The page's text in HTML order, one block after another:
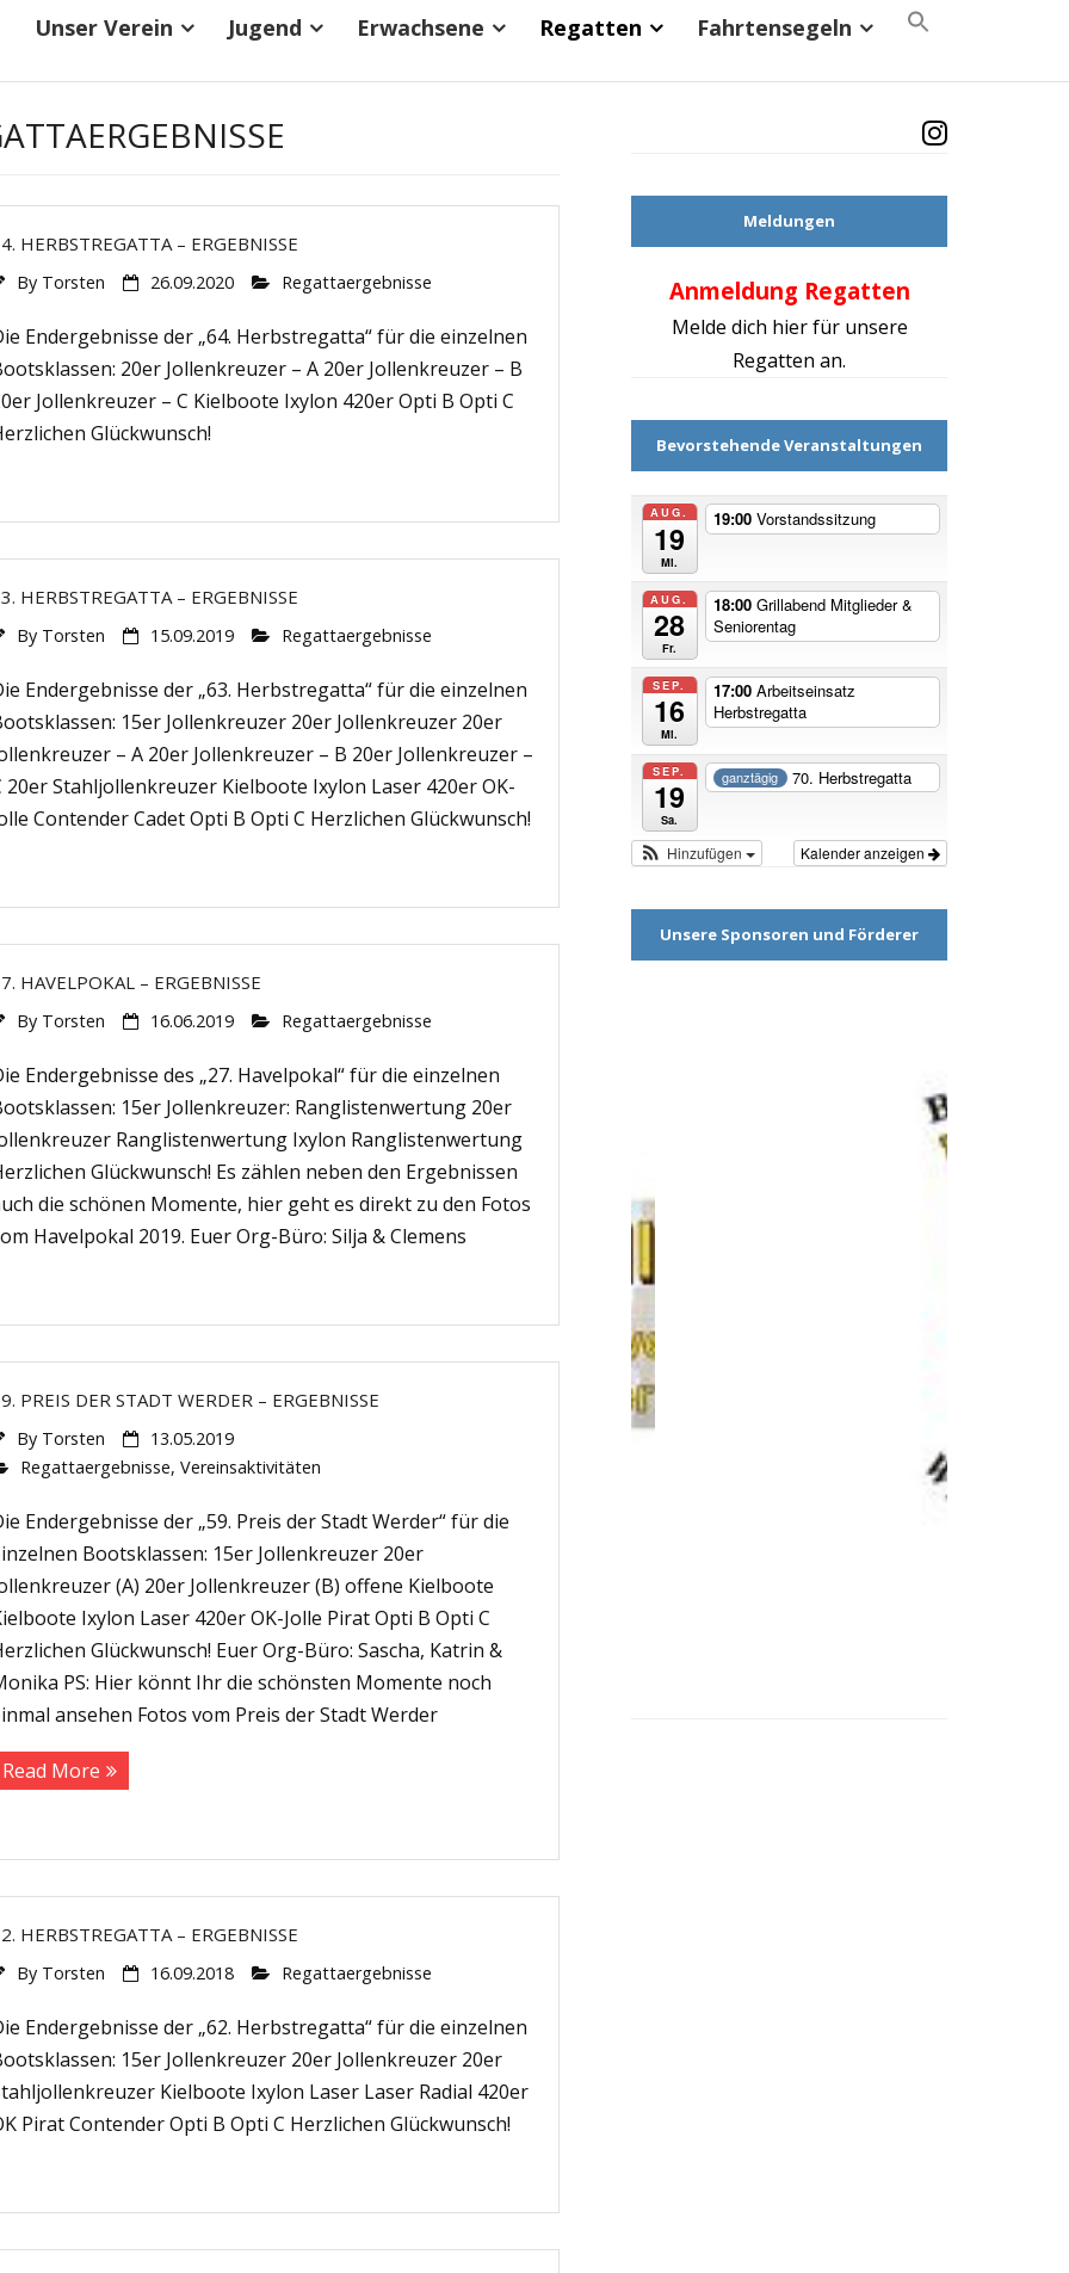
Unser Verein Jugend Erwachsene Regatten Fahrtensegeln
HERBSTREGATTA – ERGEBNISSE
By Torsten 26.09.2020 Regattaergebnisse
Endergebnisse der „64. Herbstregatta“ für die einzelnen
20er Jollenkreuzer – A 20er Jollenkreuzer – B
Jollenkreuzer – C Kielboote Ixylon 420er Opti B Opti C
Glückwunsch!
HERBSTREGATTA – ERGEBNISSE
By Torsten 15.09.2019 Regattaergebnisse
Endergebnisse der „63. Herbstregatta“ für die einzelnen
15er Jollenkreuzer 20er Jollenkreuzer 20er
– A 20er Jollenkreuzer – B 20er Jollenkreuzer –
20er Stahljollenkreuzer Kielboote Ixylon Laser 420er OK-
Contender Cadet Opti B Opti C Herzlichen Glückwunsch!
HAVELPOKAL – ERGEBNISSE
By Torsten 16.06.2019 Regattaergebnisse
Endergebnisse des „27. Havelpokal“ für die einzelnen
15er Jollenkreuzer: Ranglistenwertung 20er
Ranglistenwertung Ixylon Ranglistenwertung
Glückwunsch! Es zählen neben den Ergebnissen
die schönen Momente, hier geht es direkt zu den Fotos
Havelpokal 2019. Euer Org-Büro: Silja & Clemens
PREIS DER STADT WERDER – ERGEBNISSE
By Torsten
13.05.2019
Regattaergebnisse,Vereinsaktivitäten
Endergebnisse der „59. Preis der Stadt Werder“ für die
Bootsklassen: 15er Jollenkreuzer 20er
(A) 20er Jollenkreuzer (B) offene Kielboote
Ixylon Laser 420er OK-Jolle Pirat Opti B Opti C
Glückwunsch! Euer Org-Büro: Sascha, Katrin &
PS: Hier könnt Ihr die schönsten Momente noch
ansehen Fotos vom Preis der Stadt Werder
Read More
HERBSTREGATTA – ERGEBNISSE
By Torsten 16.09.2018 Regattaergebnisse
Endergebnisse der „62. Herbstregatta“ für die einzelnen
15er Jollenkreuzer 20er Jollenkreuzer 20er
Kielboote Ixylon Laser Laser Radial 420er
Pirat Contender Opti B Opti C Herzlichen Glückwunsch!
Meldungen
Anmeldung Regatten
Melde dich hier für unsere
Regatten an.
Bevorstehende Veranstaltungen
AUG.
19
Mi.
19:00 Vorstandssitzung
AUG.
28
Fr.
18:00 Grillabend Mitglieder &
Seniorentag
SEP.
16
Mi.
17:00 Arbeitseinsatz
Herbstregatta
SEP.
19
Sa.
ganztägig 70. Herbstregatta
Kalender anzeigen
Hinzufügen
Unsere Sponsoren und Förderer
Potsdamer Straße 92A
14542 Werder (Havel)
Tel.: 0160 6911961